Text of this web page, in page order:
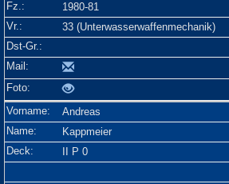
1980-81
33 (Unterwasserwaffenmechanik)
Andreas
Kappmeier
II P 0